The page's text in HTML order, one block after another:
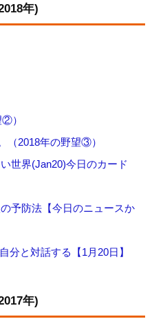
年)
）
（2018年の野望③）
世界(Jan20)今日のカード
予防法【今日のニュースか
分と対話する【1月20日】
年)